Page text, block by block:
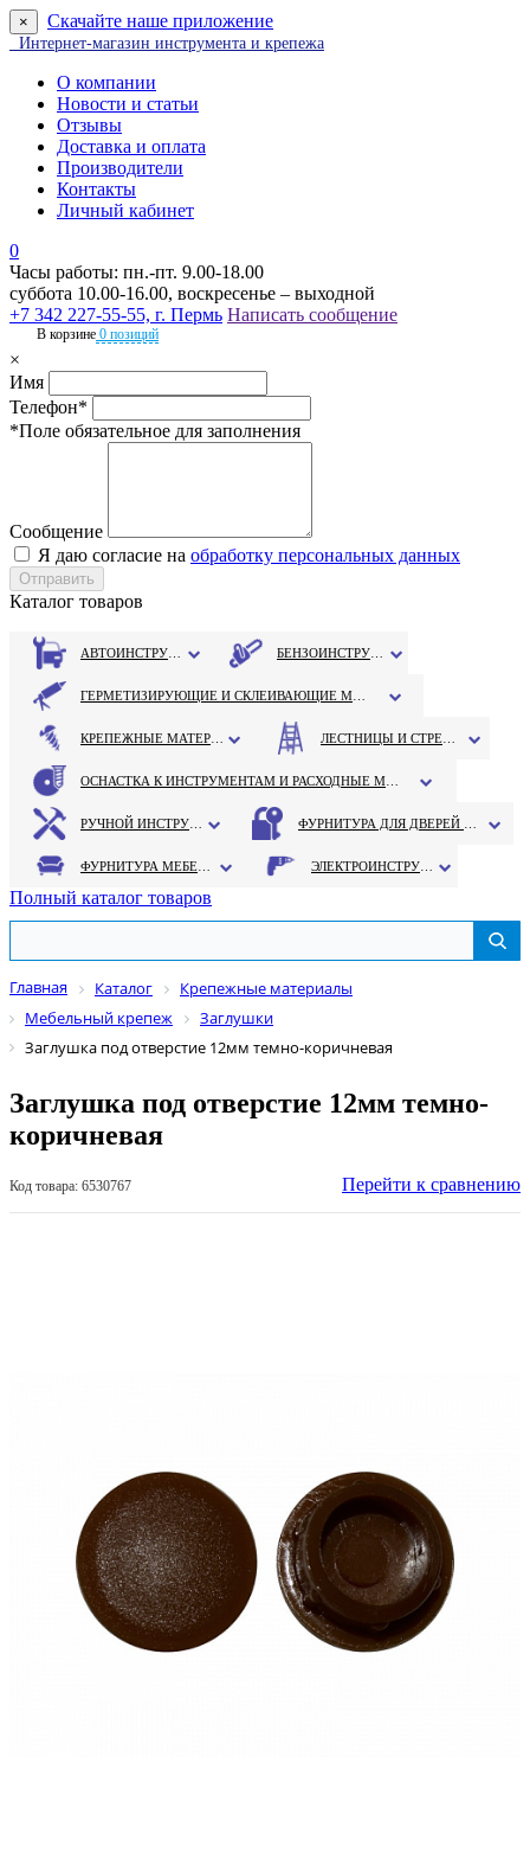
× Скачайте наше приложение
Интернет-магазин инструмента и крепежа
О компании
Новости и статьи
Отзывы
Доставка и оплата
Производители
Контакты
Личный кабинет
0
Часы работы: пн.-пт. 9.00-18.00
суббота 10.00-16.00, воскресенье – выходной
+7 342 227-55-55, г. Пермь Написать сообщение
В корзине 0 позиций
×
Имя
Телефон*
*Поле обязательное для заполнения
Сообщение
Я даю согласие на обработку персональных данных
Каталог товаров
Полный каталог товаров
Главная Каталог
Крепежные материалы
Мебельный крепеж
Заглушки
Заглушка под отверстие 12мм темно-коричневая
Заглушка под отверстие 12мм темно-
коричневая
Код товара: 6530767 Перейти к сравнению